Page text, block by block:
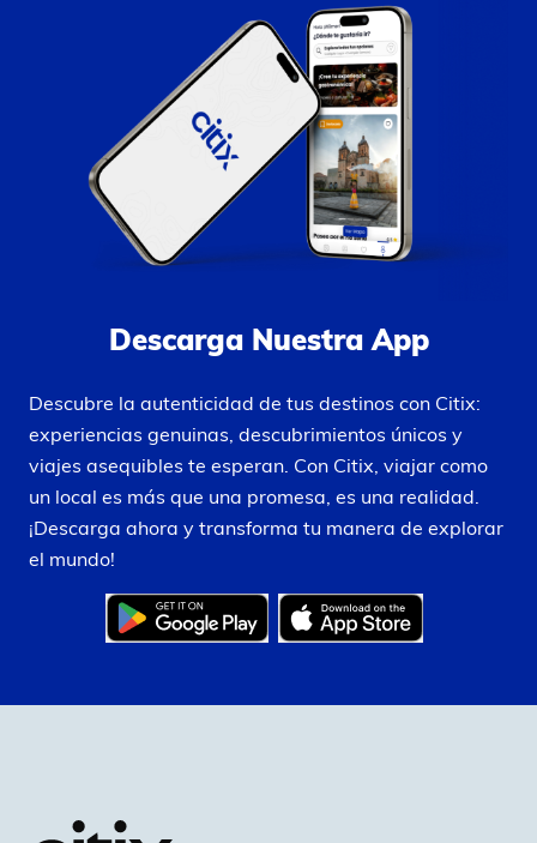
Descarga Nuestra App
Descubre la autenticidad de tus destinos con Citix:
experiencias genuinas, descubrimientos únicos y
viajes asequibles te esperan. Con Citix, viajar como
un local es más que una promesa, es una realidad.
¡Descarga ahora y transforma tu manera de explorar
el mundo!